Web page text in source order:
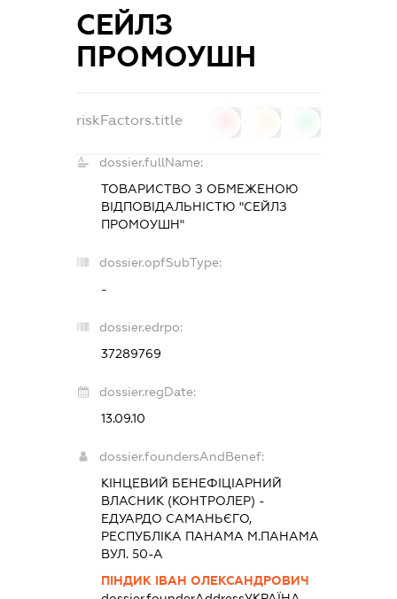
СЕЙЛЗ
ПРОМОУШН
riskFactors.title
dossier.fullName:
ТОВАРИСТВО З ОБМЕЖЕНОЮ
ВІДПОВІДАЛЬНІСТЮ "СЕЙЛЗ
ПРОМОУШН"
dossier.opfSubType:
-
dossier.edrpo:
37289769
dossier.regDate:
13.09.10
dossier.foundersAndBenef:
КІНЦЕВИЙ БЕНЕФІЦІАРНИЙ
ВЛАСНИК (КОНТРОЛЕР) -
ЕДУАРДО САМАНЬЄГО,
РЕСПУБЛІКА ПАНАМА М.ПАНАМА
ВУЛ. 50-А
ПІНДИК ІВАН ОЛЕКСАНДРОВИЧ